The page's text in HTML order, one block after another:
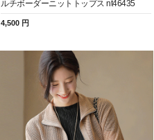
ルチボーダーニットトップス nt46435
4,500 円